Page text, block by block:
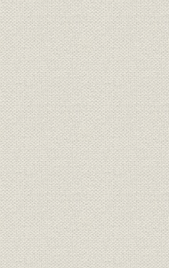
規則
定款
組織
組織;沿革